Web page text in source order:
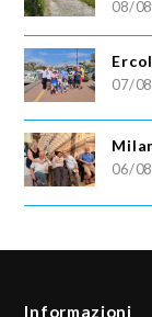
08/
07/
06/
Informazioni